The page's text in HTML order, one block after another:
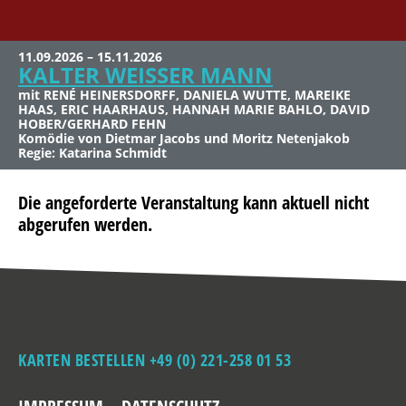
11.09.2026 – 15.11.2026
KALTER WEISSER MANN
mit RENÉ HEINERSDORFF, DANIELA WUTTE, MAREIKE
HAAS, ERIC HAARHAUS, HANNAH MARIE BAHLO, DAVID
HOBER/GERHARD FEHN
Komödie von Dietmar Jacobs und Moritz Netenjakob
Regie: Katarina Schmidt
Die angeforderte Veranstaltung kann aktuell nicht
abgerufen werden.
KARTEN BESTELLEN +49 (0) 221-258 01 53